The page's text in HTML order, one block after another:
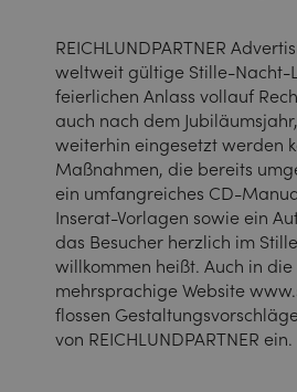
REICHLUNDPARTNER
weltweit gültige Stille-Nacht-
feierlichen Anlass vollauf
auch nach dem
weiterhin eingesetzt werden
Maßnahmen, die bereits
ein umfangreiches CD-
Inserat-Vorlagen sowie ein
das Besucher herzlich im
willkommen heißt. Auch in
mehrsprachige Website
flossen
von REICHLUNDPARTNER ein.